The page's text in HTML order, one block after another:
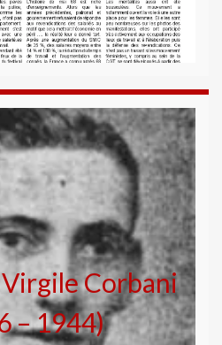
Corbani
– 1944)